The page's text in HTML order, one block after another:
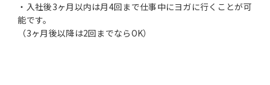
・入社後3ヶ月以内は月4回まで仕事中にヨガに行くことが可
能です。
（3ヶ月後以降は2回までならOK）